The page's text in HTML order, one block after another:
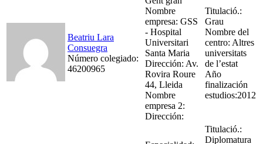
Beatriu Lara
Consuegra
Número colegiado:
46200965
Nombre
empresa: GSS
- Hospital
Universitari
Santa Maria
Dirección: Av.
Rovira Roure
44, Lleida
Nombre
empresa 2:
Dirección:
Titulació.:
Grau
Nombre del
centro: Altres
universitats
de l’estat
Año
finalización
estudios:2012
Titulació.:
Diplomatura